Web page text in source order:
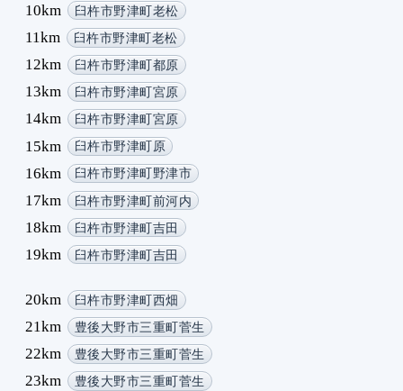
10km 臼杵市野津町老松
11km 臼杵市野津町老松
12km 臼杵市野津町都原
13km 臼杵市野津町宮原
14km 臼杵市野津町宮原
15km 臼杵市野津町原
16km 臼杵市野津町野津市
17km 臼杵市野津町前河内
18km 臼杵市野津町吉田
19km 臼杵市野津町吉田
20km 臼杵市野津町西畑
21km 豊後大野市三重町菅生
22km 豊後大野市三重町菅生
23km 豊後大野市三重町菅生